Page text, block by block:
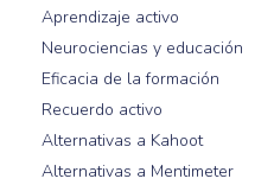
Aprendizaje activo
Neurociencias y educación
Eficacia de la formación
Recuerdo activo
Alternativas a Kahoot
Alternativas a Mentimeter